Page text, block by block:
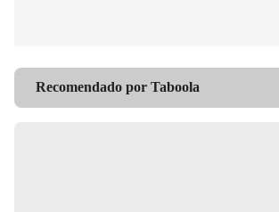
Recomendado por Taboola